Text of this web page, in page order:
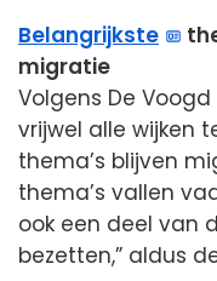
Belangrijkste
migratie
Volgens De
vrijwel alle wijken
thema’s blijven
thema’s vallen
ook een deel van
bezetten,” aldus